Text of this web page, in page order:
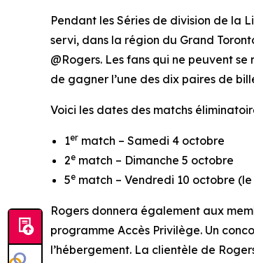
Pendant les Séries de division de la
servi, dans la région du Grand
@Rogers. Les fans qui ne peuvent
de gagner l’une des dix paires de
Voici les dates des matchs
1er match – Samedi 4 octobre
2e match – Dimanche 5 octobre
5e match – Vendredi 10 octobre
Rogers donnera également aux
programme Accès Privilège. Un
l’hébergement. La clientèle de